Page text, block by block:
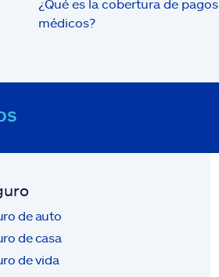
¿Qué es la cobertura de pagos
médicos?
de auto
de casa
de vida